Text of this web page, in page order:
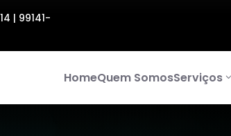
| 99141-
HomeQuem SomosServiços